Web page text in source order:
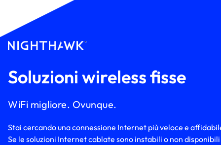
Soluzioni wireless fisse
WiFi migliore. Ovunque.
Stai cercando una connessione Internet più veloce e
Se le soluzioni Internet cablate sono instabili o non disponibili